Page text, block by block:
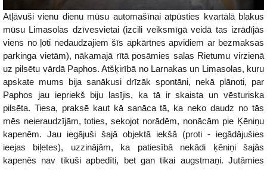
Atļāvuši vienu dienu mūsu automašīnai atpūsties kvartālā blakus
mūsu Limasolas dzīvesvietai (izcili veiksmīgā veidā tas izrādījās
viens no ļoti nedaudzajiem šīs apkārtnes apvidiem ar bezmaksas
parkinga vietām), nākamajā rītā posāmies salas Rietumu virzienā
uz pilsētu vārdā Paphos. Atšķirībā no Larnakas un Limasolas, kuru
apskate mums bija sanākusi drīzāk spontāni, nekā plānoti, par
Paphos jau iepriekš biju lasījis, ka tā ir skaista un vēsturiska
pilsēta. Tiesa, praksē kaut kā sanāca tā, ka neko daudz no tās
mēs neieraudzījām, toties, sekojot norādēm, nonācām pie Ķēniņu
kapenēm. Jau iegājuši šajā objektā iekšā (proti - iegādājušies
ieejas biļetes), uzzinājām, ka patiesībā nekādi ķēniņi šajās
kapenēs nav tikuši apbedīti, bet gan tikai augstmaņi. Jutāmies